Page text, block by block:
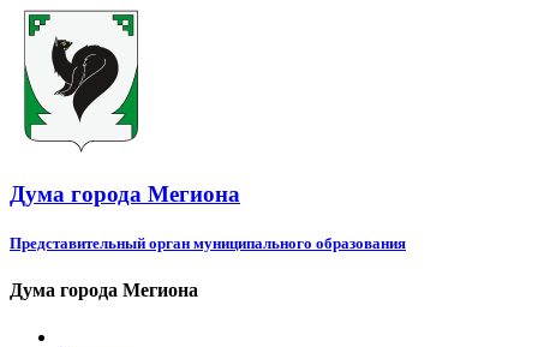
Дума города Мегиона
Представительный орган муниципального образования
Дума города Мегиона